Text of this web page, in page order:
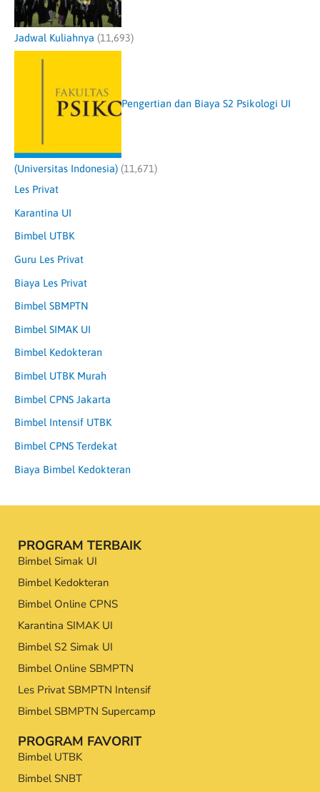
Jadwal Kuliahnya (11,693)
Pengertian dan Biaya S2 Psikologi UI
(Universitas Indonesia) (11,671)
Les Privat
Karantina UI
Bimbel UTBK
Guru Les Privat
Biaya Les Privat
Bimbel SBMPTN
Bimbel SIMAK UI
Bimbel Kedokteran
Bimbel UTBK Murah
Bimbel CPNS Jakarta
Bimbel Intensif UTBK
Bimbel CPNS Terdekat
Biaya Bimbel Kedokteran
PROGRAM TERBAIK
Bimbel Simak UI
Bimbel Kedokteran
Bimbel Online CPNS
Karantina SIMAK UI
Bimbel S2 Simak UI
Bimbel Online SBMPTN
Les Privat SBMPTN Intensif
Bimbel SBMPTN Supercamp
PROGRAM FAVORIT
Bimbel UTBK
Bimbel SNBT